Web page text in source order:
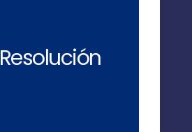
Resolución